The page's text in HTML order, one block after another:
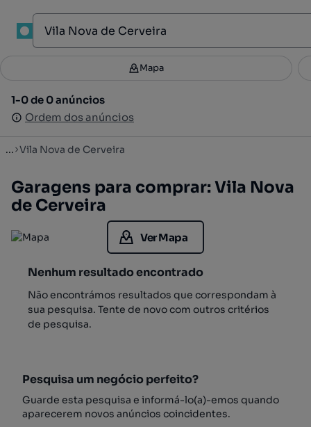
Filtros 2
1-0 de 0 anúncios
Ordem dos anúncios
Mapa
1-0 de 0 anúncios
Ordem dos anúncios
... Vila Nova de Cerveira
Garagens para comprar: Vila Nova
de Cerveira
Ver Mapa
Nenhum resultado encontrado
Não encontrámos resultados que correspondam à
sua pesquisa. Tente de novo com outros critérios
de pesquisa.
Pesquisa um negócio perfeito?
Guarde esta pesquisa e informá-lo(a)-emos quando
aparecerem novos anúncios coincidentes.